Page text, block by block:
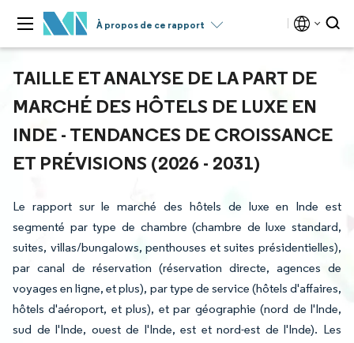
À propos de ce rapport
TAILLE ET ANALYSE DE LA PART DE
MARCHÉ DES HÔTELS DE LUXE EN
INDE - TENDANCES DE CROISSANCE
ET PRÉVISIONS (2026 - 2031)
Le rapport sur le marché des hôtels de luxe en Inde est
segmenté par type de chambre (chambre de luxe standard,
suites, villas/bungalows, penthouses et suites présidentielles),
par canal de réservation (réservation directe, agences de
voyages en ligne, et plus), par type de service (hôtels d'affaires,
hôtels d'aéroport, et plus), et par géographie (nord de l'Inde,
sud de l'Inde, ouest de l'Inde, est et nord-est de l'Inde). Les